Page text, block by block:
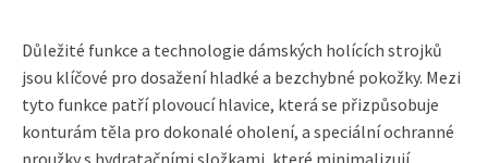
Důležité funkce a technologie dámských holících strojků
jsou klíčové pro dosažení hladké a bezchybné pokožky. Mezi
tyto funkce patří plovoucí hlavice, která se přizpůsobuje
konturám těla pro dokonalé oholení, a speciální ochranné
proužky s hydratačními složkami, které minimalizují